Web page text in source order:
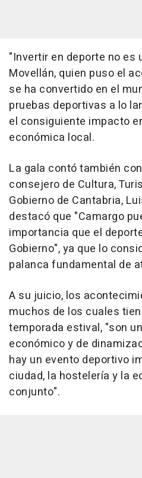
"Invertir en deporte no es
Movellán, quien puso el
se ha convertido en el
pruebas deportivas a lo
el consiguiente impacto
económica local.
La gala contó también
consejero de Cultura,
Gobierno de Cantabria,
destacó que "Camargo
importancia que el
Gobierno", ya que lo
palanca fundamental de
A su juicio, los
muchos de los cuales
temporada estival, "son
económico y de
hay un evento deportivo
ciudad, la hostelería y la
conjunto".